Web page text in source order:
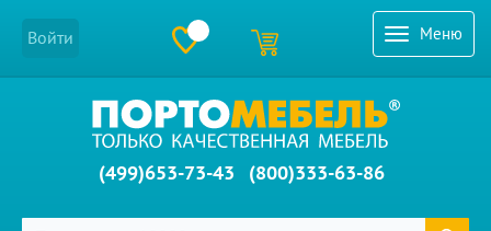
Меню
Войти
(499)653-73-43 (800)333-63-86